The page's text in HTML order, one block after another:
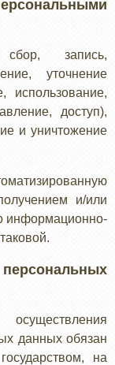
запись,
уточнение
использование,
доступ),
и уничтожение
и/или
информационно-
данных обязан
на